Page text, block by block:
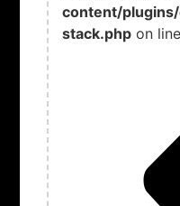
content/
stack.php on